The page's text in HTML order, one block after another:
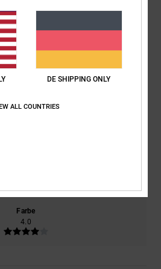
4.0/5
Bewertungenseit Juli 2026
empfehlen dieses Produkt
Farbe
4.0
DE SHIPPING ONLY
ALL COUNTRIES